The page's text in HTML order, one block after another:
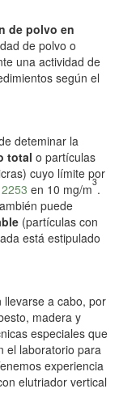
de polvo en
de polvo o
una actividad de
según el
deteminar la
total o partículas
cuyo límite por
en 10 mg/m3.
puede
(partículas con
está estipulado
a cabo, por
madera y
especiales que
el laboratorio para
experiencia
elutriador vertical